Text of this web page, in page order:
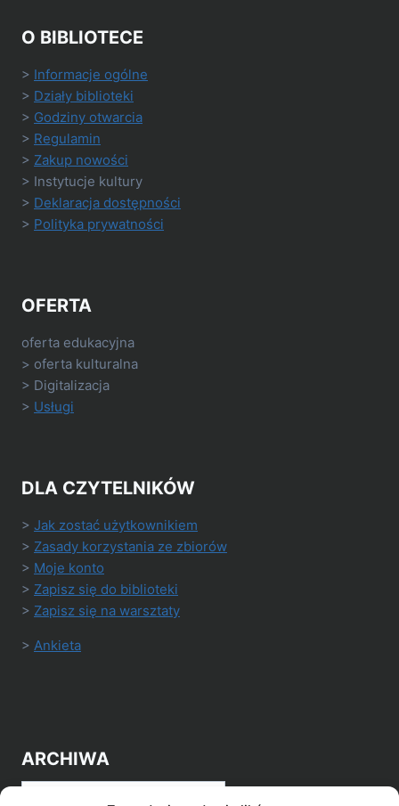
O BIBLIOTECE
> Informacje ogólne
> Działy biblioteki
> Godziny otwarcia
> Regulamin
> Zakup nowości
> Instytucje kultury
> Deklaracja dostępności
> Polityka prywatności
OFERTA
oferta edukacyjna
> oferta kulturalna
> Digitalizacja
> Usługi
DLA CZYTELNIKÓW
> Jak zostać użytkownikiem
> Zasady korzystania ze zbiorów
> Moje konto
> Zapisz się do biblioteki
> Zapisz się na warsztaty
> Ankieta
ARCHIWA
Archiwa